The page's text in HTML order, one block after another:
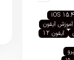
iOS 15.4
آموزش آیفون
آیفون 12